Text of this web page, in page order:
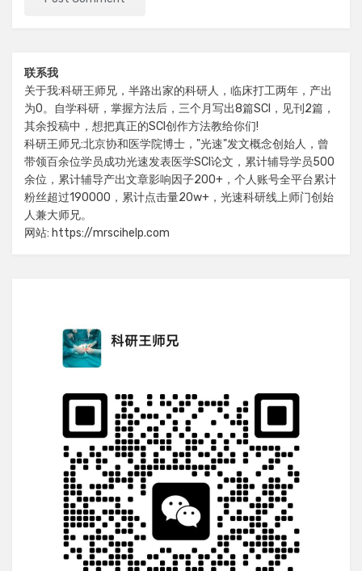
联系我
关于我:科研王师兄，半路出家的科研人，临床打工两年，产出
为0。自学科研，掌握方法后，三个月写出8篇SCI，见刊2篇，
其余投稿中，想把真正的SCI创作方法教给你们!
科研王师兄:北京协和医学院博士，"光速"发文概念创始人，曾
带领百余位学员成功光速发表医学SCI论文，累计辅导学员500
余位，累计辅导产出文章影响因子200+，个人账号全平台累计
粉丝超过190000，累计点击量20w+，光速科研线上师门创始
人兼大师兄。
网站: https://mrscihelp.com